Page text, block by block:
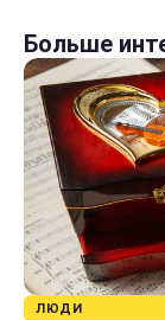
Больше
ЛЮДИ